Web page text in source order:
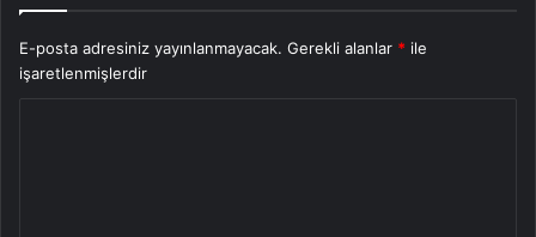
E-posta adresiniz yayınlanmayacak. Gerekli alanlar * ile
işaretlenmişlerdir